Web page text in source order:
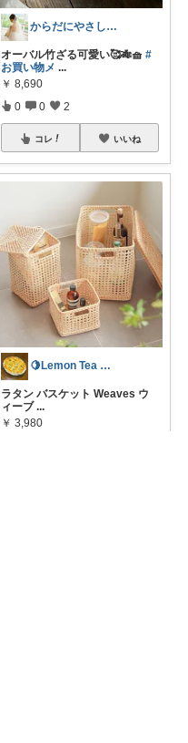
からだにやさしい⭐︎_maaa_3
オーバル竹ざる可愛い🥰🎋🧺 #
お買い物メ ...
￥ 8,690
0 0 2
コレ いいね
🍋Lemon Tea インテリア☕️
ラタン バスケット Weaves ウ
ィーブ ...
￥ 3,980